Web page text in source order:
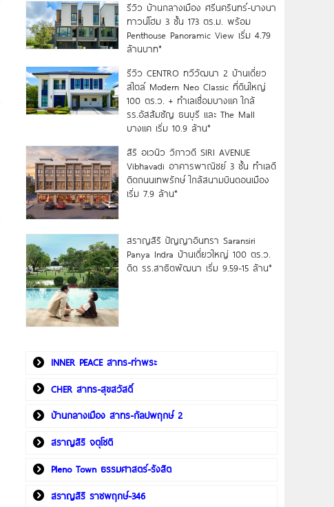
รีวิว บ้านกลางเมือง ศรีนครินทร์-บางนา
ทาวน์โฮม 3 ชั้น 173 ตร.ม. พร้อม
Penthouse Panoramic View เริ่ม 4.79
ล้านบาท*
รีวิว CENTRO ทวีวัฒนา 2 บ้านเดี่ยว
สไตล์ Modern Neo Classic ที่ดินใหญ่
100 ตร.ว. + ทำเลเชื่อมบางแค ใกล้
รร.อัสสัมชัญ ธนบุรี และ The Mall
บางแค เริ่ม 10.9 ล้าน*
สิริ อเวนิว วิภาวดี SIRI AVENUE
Vibhavadi อาคารพาณิชย์ 3 ชั้น ทำเลดี
ติดถนนเทพรักษ์ ใกล้สนามบินดอนเมือง
เริ่ม 7.9 ล้าน*
สราญสิริ ปัญญาอินทรา Saransiri
Panya Indra บ้านเดี่ยวใหญ่ 100 ตร.ว.
ดิด รร.สาธิตพัฒนา เริ่ม 9.59-15 ล้าน*
INNER PEACE สาทร-ท่าพระ
CHER สาทร-สุขสวัสดิ์
บ้านกลางเมือง สาทร-กัลปพฤกษ์ 2
สราญสิริ จตุโชติ
Pleno Town ธรรมศาสตร์-รังสิต
สราญสิริ ราชพฤกษ์-346